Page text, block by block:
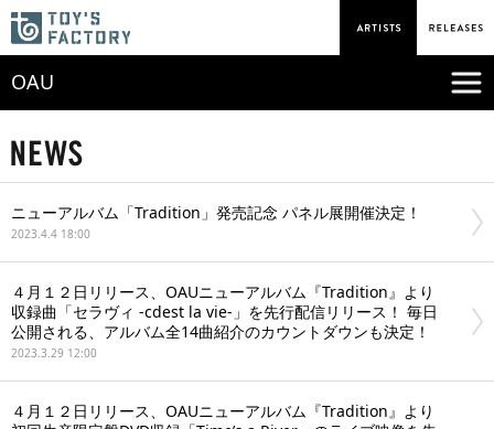
OAU
ニューアルバム「Tradition」発売記念 パネル展開催決定！
2023.4.4 18:00
４月１２日リリース、OAUニューアルバム『Tradition』より
収録曲「セラヴィ -cdest la vie-」を先行配信リリース！ 毎日
公開される、アルバム全14曲紹介のカウントダウンも決定！
2023.3.29 12:00
４月１２日リリース、OAUニューアルバム『Tradition』より